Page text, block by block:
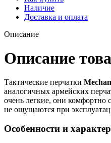
Наличие
Доставка и оплата
Описание
Описание
Тактические перчатки
аналогичных армейских
очень легкие, они комфортно
не ощущаются при
Особенности и